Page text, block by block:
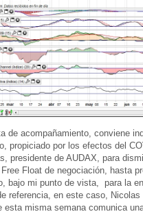
de acompañamiento, conviene
propiciado por los efectos del
presidente de AUDAX, para
Free Float de negociación, hasta
bajo mi punto de vista, para la
referencia, en este caso,
esta misma semana comunica